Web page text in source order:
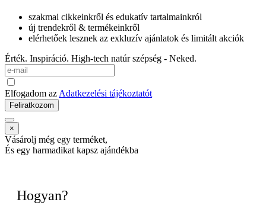
szakmai cikkeinkről és edukatív tartalmainkról
új trendekről & termékeinkről
elérhetőek lesznek az exkluzív ajánlatok és limitált akciók
Érték. Inspiráció. High-tech natúr szépség - Neked.
Elfogadom az Adatkezelési tájékoztatót
Feliratkozom
×
Vásárolj még egy terméket,
És egy harmadikat kapsz ajándékba
Hogyan?